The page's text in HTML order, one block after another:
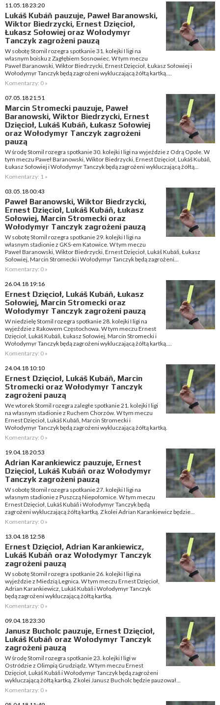
11.05.18 23:20
Lukáš Kubáň pauzuje, Paweł Baranowski,
Wiktor Biedrzycki, Ernest Dzięcioł,
Łukasz Sołowiej oraz Wołodymyr
Tanczyk zagrożeni pauzą
W sobotę Stomil rozegra spotkanie 31. kolejki I ligi na
własnym boisku z Zagłębiem Sosnowiec. W tym meczu
Paweł Baranowski, Wiktor Biedrzycki, Ernest Dzięcioł, Łukasz Sołowiej i
Wołodymyr Tanczyk będą zagrożeni wykluczającą żółtą kartką....
Komentarzy: 0 »
07.05.18 21:51
Marcin Stromecki pauzuje, Paweł
Baranowski, Wiktor Biedrzycki, Ernest
Dzięcioł, Lukáš Kubáň, Łukasz Sołowiej
oraz Wołodymyr Tanczyk zagrożeni
pauzą
W środę Stomil rozegra spotkanie 30. kolejki I ligi na wyjeździe z Odrą Opole. W
tym meczu Paweł Baranowski, Wiktor Biedrzycki, Ernest Dzięcioł, Lukáš Kubáň,
Łukasz Sołowiej i Wołodymyr Tanczyk będą zagrożeni wykluczającą żółtą...
Komentarzy: 1 »
03.05.18 00:43
Paweł Baranowski, Wiktor Biedrzycki,
Ernest Dzięcioł, Lukáš Kubáň, Łukasz
Sołowiej, Marcin Stromecki oraz
Wołodymyr Tanczyk zagrożeni pauzą
W sobotę Stomil rozegra spotkanie 29. kolejki I ligi na
własnym stadionie z GKS-em Katowice. W tym meczu
Paweł Baranowski, Wiktor Biedrzycki, Ernest Dzięcioł, Lukáš Kubáň, Łukasz
Sołowiej, Marcin Stromecki i Wołodymyr Tanczyk będą zagrożeni...
Komentarzy: 0 »
26.04.18 19:16
Ernest Dzięcioł, Lukáš Kubáň, Łukasz
Sołowiej, Marcin Stromecki oraz
Wołodymyr Tanczyk zagrożeni pauzą
W niedzielę Stomil rozegra spotkanie 28. kolejki I ligi na
wyjeździe z Rakowem Częstochowa. W tym meczu Ernest
Dzięcioł, Lukáš Kubáň, Łukasz Sołowiej, Marcin Stromecki i
Wołodymyr Tanczyk będą zagrożeni wykluczającą żółtą kartką....
Komentarzy: 0 »
24.04.18 10:10
Ernest Dzięcioł, Lukáš Kubáň, Marcin
Stromecki oraz Wołodymyr Tanczyk
zagrożeni pauzą
We wtorek Stomil rozegra zaległe spotkanie 21. kolejki I ligi
na własnym stadionie z Ruchem Chorzów. W tym meczu
Ernest Dzięcioł, Lukáš Kubáň, Marcin Stromecki i
Wołodymyr Tanczyk będą zagrożeni wykluczającą żółtą kartką.
Komentarzy: 0 »
19.04.18 20:53
Adrian Karankiewicz pauzuje, Ernest
Dzięcioł, Lukáš Kubáň oraz Wołodymyr
Tanczyk zagrożeni pauzą
W sobotę Stomil rozegra spotkanie 27. kolejki I ligi na
własnym stadionie z Puszczą Niepołomice. W tym meczu
Ernest Dzięcioł, Lukáš Kubáň i Wołodymyr Tanczyk będą
zagrożeni wykluczającą żółtą kartką. Z kolei Adrian Karankiewicz będzie...
Komentarzy: 0 »
13.04.18 12:58
Ernest Dzięcioł, Adrian Karankiewicz,
Lukáš Kubáň oraz Wołodymyr Tanczyk
zagrożeni pauzą
W sobotę Stomil rozegra spotkanie 26. kolejki I ligi na
wyjeździe z Miedzią Legnica. W tym meczu Ernest Dzięcioł,
Adrian Karankiewicz, Lukáš Kubáň i Wołodymyr Tanczyk
będą zagrożeni wykluczającą żółtą kartką.
Komentarzy: 0 »
09.04.18 23:30
Janusz Bucholc pauzuje, Ernest Dzięcioł,
Lukáš Kubáň oraz Wołodymyr Tanczyk
zagrożeni pauzą
W środę Stomil rozegra spotkanie 23. kolejki I ligi w
Ostródzie z Olimpią Grudziądz. W tym meczu Ernest
Dzięcioł, Lukáš Kubáň i Wołodymyr Tanczyk będą zagrożeni
wykluczającą żółtą kartką. Z kolei Janusz Bucholc będzie pauzował...
Komentarzy: 0 »